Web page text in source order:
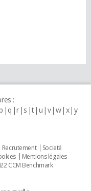
:
q r s t u v w x y
Recrutement
Societé
Mentions légales
CCM Benchmark